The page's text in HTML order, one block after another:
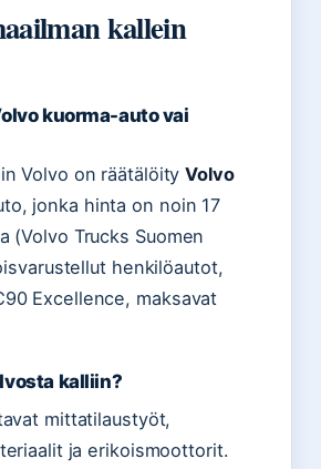
kallein
kuorma-auto vai
Volvo on räätälöityVolvo
jonka hinta on noin 17
(Volvo Trucks Suomen
henkilöautot,
Excellence, maksavat
kalliin?
mittatilaustyöt,
ja erikoismoottorit.